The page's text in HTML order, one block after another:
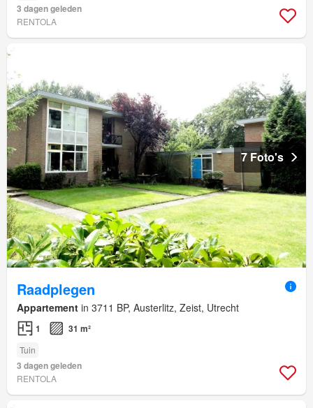
3 dagen geleden
RENTOLA
7 Foto's
Raadplegen
Appartement in 3711 BP, Austerlitz, Zeist, Utrecht
1 31 m²
Tuin
3 dagen geleden
RENTOLA